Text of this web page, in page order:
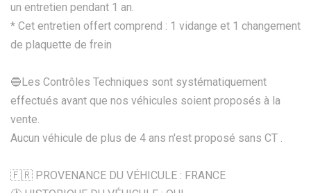
un entretien pendant 1 an.
* Cet entretien offert comprend : 1 vidange et 1 changement
de plaquette de frein
🔵Les Contrôles Techniques sont systématiquement
effectués avant que nos véhicules soient proposés à la
vente.
Aucun véhicule de plus de 4 ans n'est proposé sans CT .
🇫🇷 PROVENANCE DU VÉHICULE : FRANCE